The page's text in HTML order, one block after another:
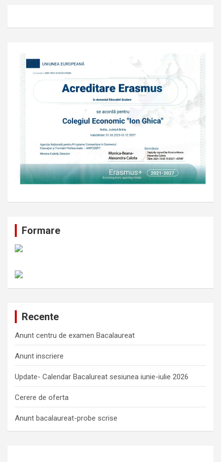
Formare
Recente
Anunt centru de examen Bacalaureat
Anunt inscriere
Update- Calendar Bacalureat sesiunea iunie-iulie 2026
Cerere de oferta
Anunt bacalaureat-probe scrise